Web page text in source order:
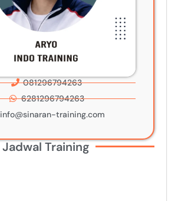
081296794263
6281296794263
info@sinaran-training.com
Jadwal Training